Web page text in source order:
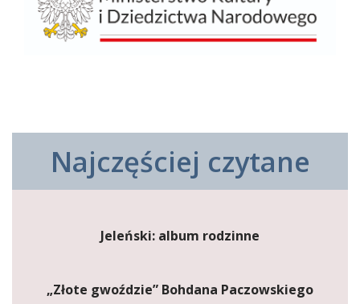
Najczęściej czytane
Jeleński: album rodzinne
„Złote gwoździe” Bohdana Paczowskiego